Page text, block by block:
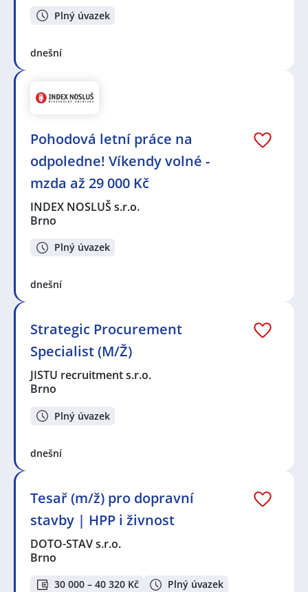
Plný úvazek
dnešní
Pohodová letní práce na
odpoledne! Víkendy volné -
mzda až 29 000 Kč
INDEX NOSLUŠ s.r.o.
Brno
Plný úvazek
dnešní
Strategic Procurement
Specialist (M/Ž)
JISTU recruitment s.r.o.
Brno
Plný úvazek
dnešní
Tesař (m/ž) pro dopravní
stavby | HPP i živnost
DOTO-STAV s.r.o.
Brno
30 000 – 40 320 Kč
Plný úvazek